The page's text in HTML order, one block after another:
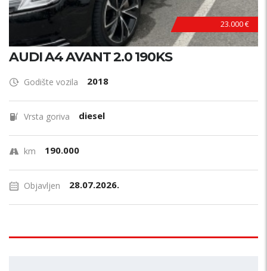
23.000 €
AUDI A4 AVANT 2.0 190KS
Godište vozila 2018
Vrsta goriva diesel
km 190.000
Objavljen 28.07.2026.